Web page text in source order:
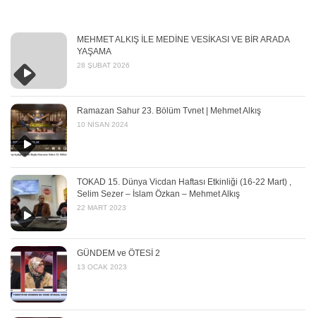
MEHMET ALKIŞ İLE MEDİNE VESİKASI VE BİR ARADA
YAŞAMA
28 ŞUBAT 2026
Ramazan Sahur 23. Bölüm Tvnet | Mehmet Alkış
10 NISAN 2024
TOKAD 15. Dünya Vicdan Haftası Etkinliği (16-22 Mart) ,
Selim Sezer – İslam Özkan – Mehmet Alkış
22 MART 2023
GÜNDEM ve ÖTESİ 2
13 OCAK 2023